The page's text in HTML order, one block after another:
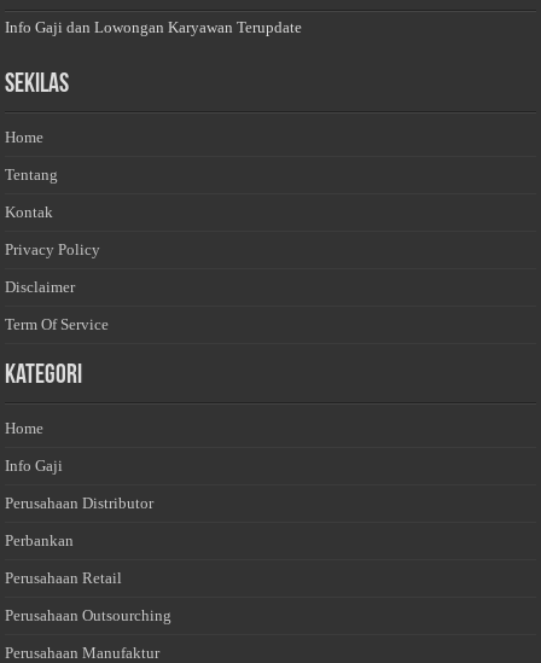
Info Gaji dan Lowongan Karyawan Terupdate
Sekilas
Home
Tentang
Kontak
Privacy Policy
Disclaimer
Term Of Service
Kategori
Home
Info Gaji
Perusahaan Distributor
Perbankan
Perusahaan Retail
Perusahaan Outsourching
Perusahaan Manufaktur